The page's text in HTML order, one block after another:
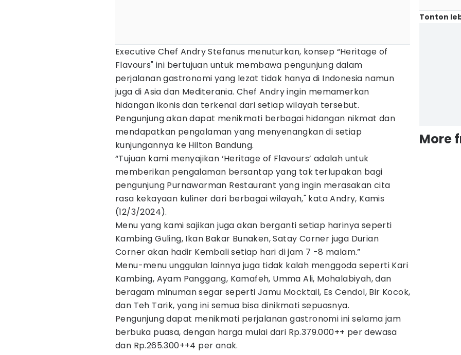
Executive Chef Andry Stefanus menuturkan, konsep “Heritage of
Flavours" ini bertujuan untuk membawa pengunjung dalam
perjalanan gastronomi yang lezat tidak hanya di Indonesia namun
juga di Asia dan Mediterania. Chef Andry ingin memamerkan
hidangan ikonis dan terkenal dari setiap wilayah tersebut.
Pengunjung akan dapat menikmati berbagai hidangan nikmat dan
mendapatkan pengalaman yang menyenangkan di setiap
kunjungannya ke Hilton Bandung.
“Tujuan kami menyajikan ‘Heritage of Flavours’ adalah untuk
memberikan pengalaman bersantap yang tak terlupakan bagi
pengunjung Purnawarman Restaurant yang ingin merasakan cita
rasa kekayaan kuliner dari berbagai wilayah," kata Andry, Kamis
(12/3/2024).
Menu yang kami sajikan juga akan berganti setiap harinya seperti
Kambing Guling, Ikan Bakar Bunaken, Satay Corner juga Durian
Corner akan hadir Kembali setiap hari di jam 7 -8 malam.”
Menu-menu unggulan lainnya juga tidak kalah menggoda seperti Kari
Kambing, Ayam Panggang, Kamafeh, Umma Ali, Mohalabiyah, dan
beragam minuman segar seperti Jamu Mocktail, Es Cendol, Bir Kocok,
dan Teh Tarik, yang ini semua bisa dinikmati sepuasnya.
Pengunjung dapat menikmati perjalanan gastronomi ini selama jam
berbuka puasa, dengan harga mulai dari Rp.379.000++ per dewasa
dan Rp.265.300++4 per anak.
Tonton
More